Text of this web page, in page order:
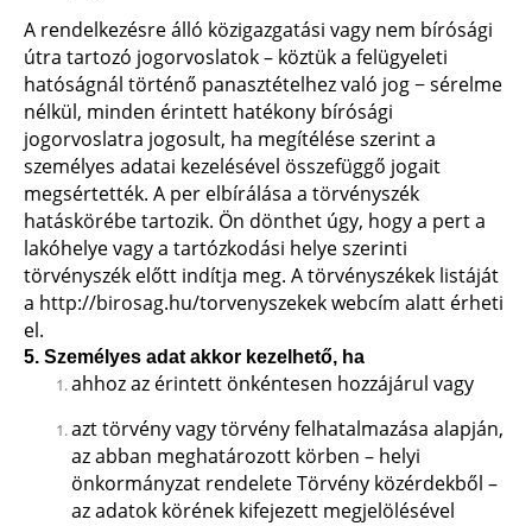
A rendelkezésre álló közigazgatási vagy nem bírósági
útra tartozó jogorvoslatok – köztük a felügyeleti
hatóságnál történő panasztételhez való jog − sérelme
nélkül, minden érintett hatékony bírósági
jogorvoslatra jogosult, ha megítélése szerint a
személyes adatai kezelésével összefüggő jogait
megsértették. A per elbírálása a törvényszék
hatáskörébe tartozik. Ön dönthet úgy, hogy a pert a
lakóhelye vagy a tartózkodási helye szerinti
törvényszék előtt indítja meg. A törvényszékek listáját
a http://birosag.hu/torvenyszekekwebcím alatt érheti
el.
5. Személyes adat akkor kezelhető, ha
ahhoz az érintett önkéntesen hozzájárul vagy
azt törvény vagy törvény felhatalmazása alapján,
az abban meghatározott körben – helyi
önkormányzat rendelete Törvény közérdekből –
az adatok körének kifejezett megjelölésével